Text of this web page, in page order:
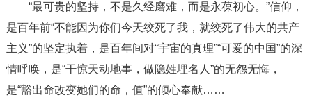
“最可贵的坚持，不是久经磨难，而是永葆初心。”信仰，
是百年前“不能因为你们今天绞死了我，就绞死了伟大的共产
主义”的坚定执着，是百年间对“宇宙的真理”“可爱的中国”的深
情呼唤，是“干惊天动地事，做隐姓埋名人”的无怨无悔，
是“豁出命改变她们的命，值”的倾心奉献……